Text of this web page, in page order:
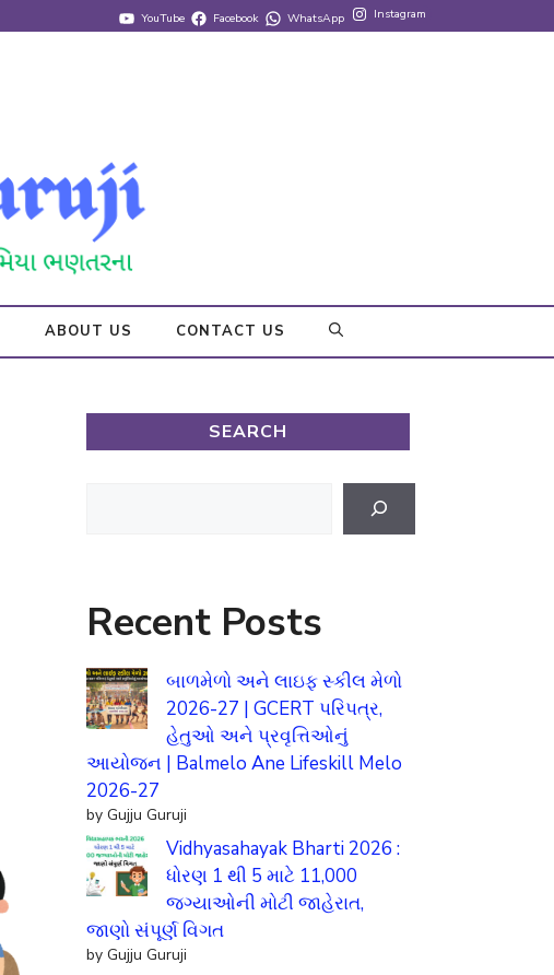
YouTube Facebook WhatsApp Instagram
ABOUT US CONTACT US
SEARCH
Recent Posts
બાળમેળો અને લાઇફ સ્કીલ મેળો
2026-27 | GCERT પરિપત્ર,
હેતુઓ અને પ્રવૃત્તિઓનું
આયોજન | Balmelo Ane Lifeskill Melo
2026-27
by Gujju Guruji
Vidhyasahayak Bharti 2026 :
ધોરણ 1 થી 5 માટે 11,000
જગ્યાઓની મોટી જાહેરાત,
જાણો સંપૂર્ણ વિગત
by Gujju Guruji